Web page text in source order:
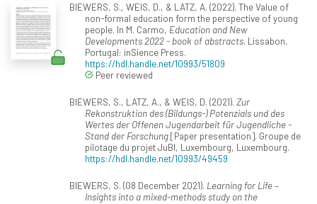
BIEWERS, S., WEIS, D., & LATZ, A. (2022). The Value of
non-formal education form the perspective of young
people. In M. Carmo, Education and New
Developments 2022 - book of abstracts. Lissabon,
Portugal: inSience Press.
https://hdl.handle.net/10993/51809
Peer reviewed
BIEWERS, S., LATZ, A., & WEIS, D. (2021). Zur
Rekonstruktion des (Bildungs-) Potenzials und des
Wertes der Offenen Jugendarbeit für Jugendliche -
Stand der Forschung[Paper presentation]. Groupe de
pilotage du projet JuBI, Luxembourg, Luxembourg.
https://hdl.handle.net/10993/49459
BIEWERS, S. (08 December 2021). Learning for Life –
Insights into a mixed-methods study on the